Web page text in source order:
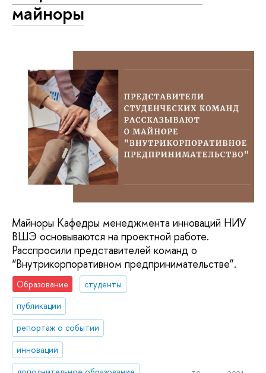
майноры
Майноры Кафедры менеджмента инноваций НИУ
ВШЭ основываются на проектной работе.
Расспросили представителей команд о
“Внутрикорпоративном предпринимательстве”.
Образование
студенты
публикации
репортаж о событии
инновации